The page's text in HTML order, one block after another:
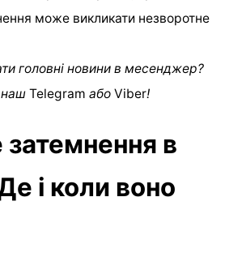
може викликати незворотне
головні новини в месенджер?
наш Telegram або Viber!⠀
в
і коли воно